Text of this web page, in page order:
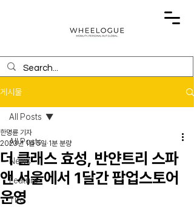
게시물
All Posts
News
Feature
Tire
All Posts
더 클래스 효성, 반얀트리 스파
앤 서울에서 1달간 팝업스토어
운영
한명륜 기자
2023년 1월 5일 1분 분량